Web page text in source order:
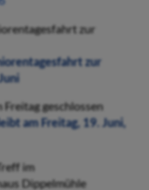
zur
zur
geschlossen
am Freitag, 19. Juni,
im
Dippelmühle